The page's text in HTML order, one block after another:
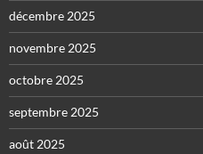
décembre 2025
novembre 2025
octobre 2025
septembre 2025
août 2025